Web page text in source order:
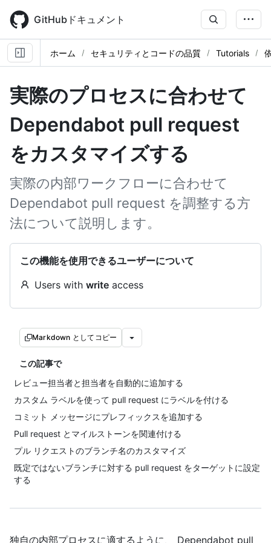
main
content
GitHubドキュメント
ホーム セキュリティとコードの品質 Tutorials
実際のプロセスに合わせて
Dependabot pull request
をカスタマイズする
実際の内部ワークフローに合わせて
Dependabot pull request を調整する方
法について説明します。
この機能を使用できるユーザーについて
Users with write access
Markdown としてコピー
この記事で
レビュー担当者と担当者を自動的に追加する
カスタム ラベルを使って pull request にラベルを付ける
コミット メッセージにプレフィックスを追加する
Pull request とマイルストーンを関連付ける
プル リクエストのブランチ名のカスタマイズ
既定ではないブランチに対する pull request をターゲットに設定
する
独自の内部プロセスに適するように、 Dependabot pull